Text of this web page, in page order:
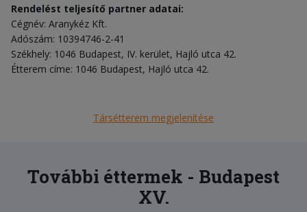
Rendelést teljesítő partner adatai:
Cégnév: Aranykéz Kft.
Adószám: 10394746-2-41
Székhely: 1046 Budapest, IV. kerület, Hajló utca 42.
Étterem címe: 1046 Budapest, Hajló utca 42.
Társétterem megjelenítése
További éttermek - Budapest
XV.